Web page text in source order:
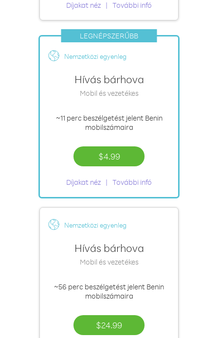
Díjakat néz További infó
LEGNÉPSZERŰBB
Nemzetközi egyenleg
Hívás bárhova
Mobil és vezetékes
~11 perc beszélgetést jelent Benin
mobilszámaira
$4.99
Díjakat néz További infó
Nemzetközi egyenleg
Hívás bárhova
Mobil és vezetékes
~56 perc beszélgetést jelent Benin
mobilszámaira
$24.99